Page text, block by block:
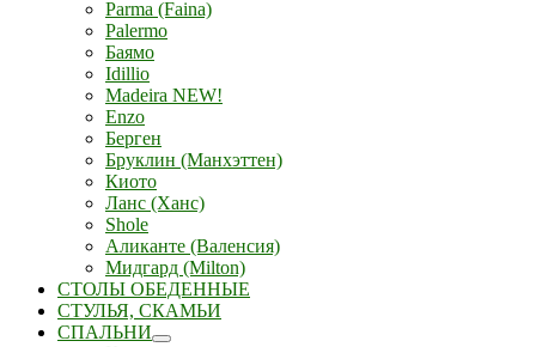
Parma (Faina)
Palermo
Баямо
Idillio
Madeira NEW!
Enzo
Берген
Бруклин (Манхэттен)
Киото
Ланс (Ханс)
Shole
Аликанте (Валенсия)
Мидгард (Milton)
СТОЛЫ ОБЕДЕННЫЕ
СТУЛЬЯ, СКАМЬИ
СПАЛЬНИ